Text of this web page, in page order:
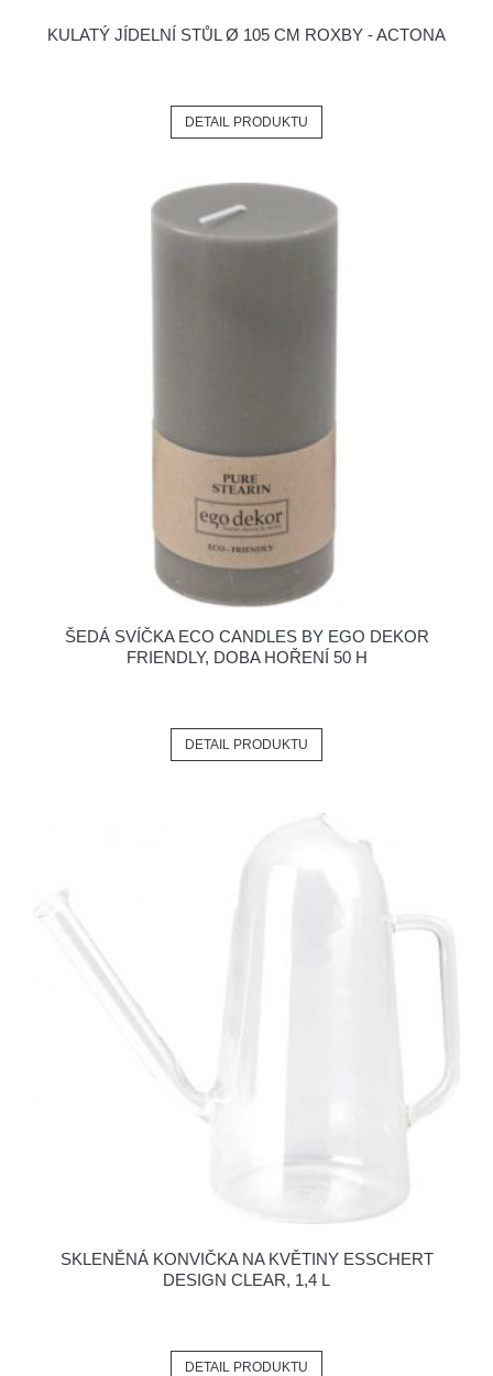
KULATÝ JÍDELNÍ STŮL Ø 105 CM ROXBY - ACTONA
DETAIL PRODUKTU
ŠEDÁ SVÍČKA ECO CANDLES BY EGO DEKOR
FRIENDLY, DOBA HOŘENÍ 50 H
DETAIL PRODUKTU
SKLENĚNÁ KONVIČKA NA KVĚTINY ESSCHERT
DESIGN CLEAR, 1,4 L
DETAIL PRODUKTU